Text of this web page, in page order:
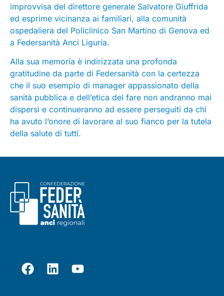
improvvisa del direttore generale Salvatore Giuffrida
ed esprime vicinanza ai familiari, alla comunità
ospedaliera del Policlinico San Martino di Genova ed
a Federsanità Anci Liguria.
Alla sua memoria è indirizzata una profonda
gratitudine da parte di Federsanità con la certezza
che il suo esempio di manager appassionato della
sanità pubblica e dell’etica del fare non andranno mai
dispersi e continueranno ad essere perseguiti da chi
ha avuto l’onore di lavorare al suo fianco per la tutela
della salute di tutti.